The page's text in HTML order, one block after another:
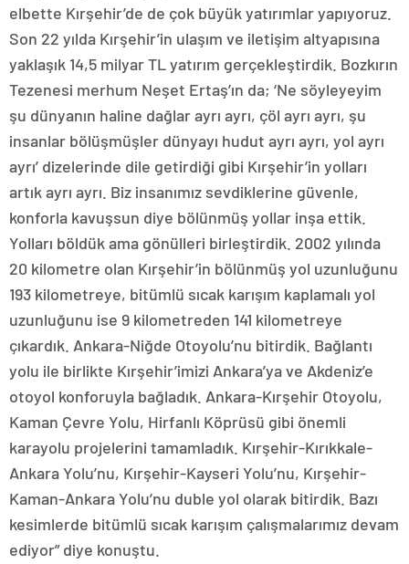
elbette Kırşehir’de de çok büyük yatırımlar yapıyoruz.
Son 22 yılda Kırşehir’in ulaşım ve iletişim altyapısına
yaklaşık 14,5 milyar TL yatırım gerçekleştirdik. Bozkırın
Tezenesi merhum Neşet Ertaş’ın da; ‘Ne söyleyeyim
şu dünyanın haline dağlar ayrı ayrı, çöl ayrı ayrı, şu
insanlar bölüşmüşler dünyayı hudut ayrı ayrı, yol ayrı
ayrı’ dizelerinde dile getirdiği gibi Kırşehir’in yolları
artık ayrı ayrı. Biz insanımız sevdiklerine güvenle,
konforla kavuşsun diye bölünmüş yollar inşa ettik.
Yolları böldük ama gönülleri birleştirdik. 2002 yılında
20 kilometre olan Kırşehir’in bölünmüş yol uzunluğunu
193 kilometreye, bitümlü sıcak karışım kaplamalı yol
uzunluğunu ise 9 kilometreden 141 kilometreye
çıkardık. Ankara-Niğde Otoyolu’nu bitirdik. Bağlantı
yolu ile birlikte Kırşehir’imizi Ankara’ya ve Akdeniz’e
otoyol konforuyla bağladık. Ankara-Kırşehir Otoyolu,
Kaman Çevre Yolu, Hirfanlı Köprüsü gibi önemli
karayolu projelerini tamamladık. Kırşehir-Kırıkkale-
Ankara Yolu’nu, Kırşehir-Kayseri Yolu’nu, Kırşehir-
Kaman-Ankara Yolu’nu duble yol olarak bitirdik. Bazı
kesimlerde bitümlü sıcak karışım çalışmalarımız devam
ediyor” diye konuştu.